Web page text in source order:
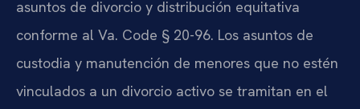
asuntos de divorcio y distribución equitativa
conforme al Va. Code § 20-96. Los asuntos de
custodia y manutención de menores que no estén
vinculados a un divorcio activo se tramitan en el